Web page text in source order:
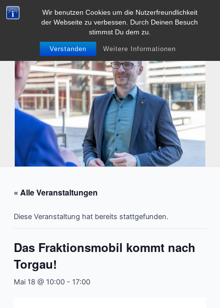
Wir benutzen Cookies um die Nutzerfreundlichkeit
der Webseite zu verbessen. Durch Deinen Besuch
stimmst Du dem zu.
Verstanden Weitere Informationen
Zum
Inhalt
Tobias Heller
Main
« Alle Veranstaltungen
Diese Veranstaltung hat bereits stattgefunden.
Das Fraktionsmobil kommt nach
Torgau!
Mai 18 @ 10:00- 17:00